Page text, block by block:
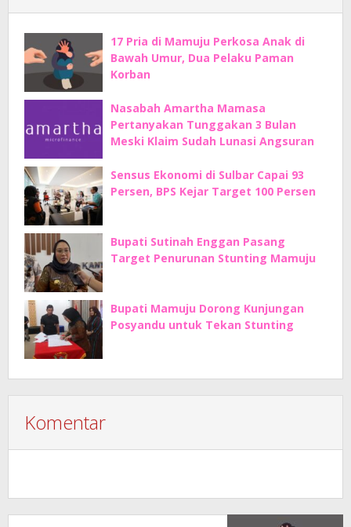
17 Pria di Mamuju Perkosa Anak di
Bawah Umur, Dua Pelaku Paman
Korban
Nasabah Amartha Mamasa
Pertanyakan Tunggakan 3 Bulan
Meski Klaim Sudah Lunasi Angsuran
Sensus Ekonomi di Sulbar Capai 93
Persen, BPS Kejar Target 100 Persen
Bupati Sutinah Enggan Pasang
Target Penurunan Stunting Mamuju
Bupati Mamuju Dorong Kunjungan
Posyandu untuk Tekan Stunting
Komentar